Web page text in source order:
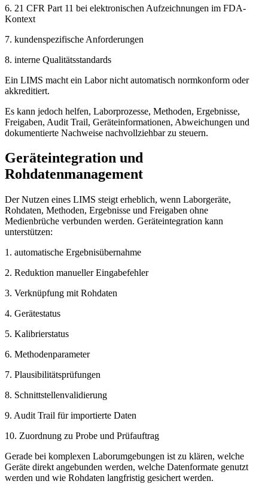
6. 21 CFR Part 11 bei elektronischen Aufzeichnungen im FDA-
Kontext
7. kundenspezifische Anforderungen
8. interne Qualitätsstandards
Ein LIMS macht ein Labor nicht automatisch normkonform oder
akkreditiert.
Es kann jedoch helfen, Laborprozesse, Methoden, Ergebnisse,
Freigaben, Audit Trail, Geräteinformationen, Abweichungen und
dokumentierte Nachweise nachvollziehbar zu steuern.
Geräteintegration und
Rohdatenmanagement
Der Nutzen eines LIMS steigt erheblich, wenn Laborgeräte,
Rohdaten, Methoden, Ergebnisse und Freigaben ohne
Medienbrüche verbunden werden. Geräteintegration kann
unterstützen:
1. automatische Ergebnisübernahme
2. Reduktion manueller Eingabefehler
3. Verknüpfung mit Rohdaten
4. Gerätestatus
5. Kalibrierstatus
6. Methodenparameter
7. Plausibilitätsprüfungen
8. Schnittstellenvalidierung
9. Audit Trail für importierte Daten
10. Zuordnung zu Probe und Prüfauftrag
Gerade bei komplexen Laborumgebungen ist zu klären, welche
Geräte direkt angebunden werden, welche Datenformate genutzt
werden und wie Rohdaten langfristig gesichert werden.